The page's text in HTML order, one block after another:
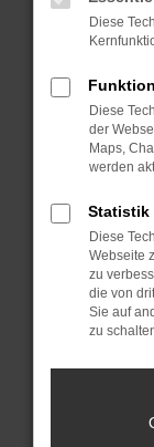
können
anderen
Fenster?
Starte
Das
sind.
führen,
Wende
Wenn du
hast,
Diese
Diese
der
Maps,
werden
Statistik
Diese
Webseite
zu
die von
Sie auf
zu